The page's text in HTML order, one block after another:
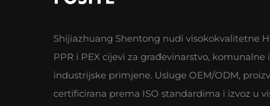
Shijiazhuang Shentong nudi visokokvalitetne
PPR i PEX cijevi za građevinarstvo, komunalne i
industrijske primjene. Usluge OEM/ODM,
certificirana prema ISO standardima i izvoz u